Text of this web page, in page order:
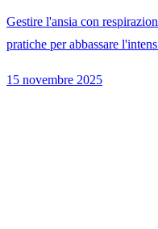
Gestire l'ansia con
pratiche per abbassare
15 novembre 2025